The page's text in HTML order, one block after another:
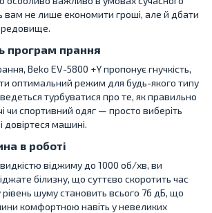
вам не лише економити гроші, але й дбати
програм прання
Beko EV-5800 +Y пропонує гнучкість,
оптимальний режим для будь-якого типу
турбуватися про те, як правильно
чи спортивний одяг — просто виберіть
довіртеся машині.
в роботі
віджиму до 1000 об/хв, ви
білизну, що суттєво скоротить час
шуму становить всього 76 дБ, що
комфортною навіть у невеликих